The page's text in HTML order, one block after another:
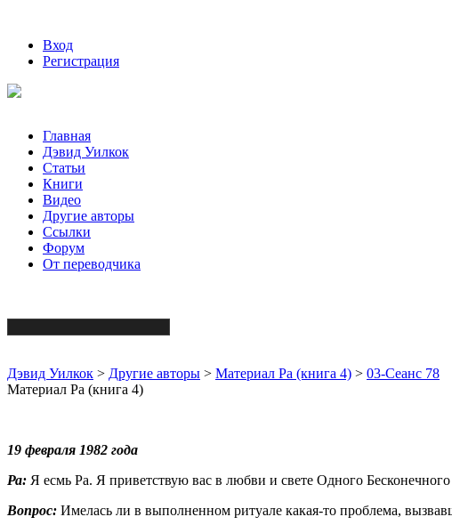
Вход
Регистрация
Главная
Дэвид Уилкок
Статьи
Книги
Видео
Другие авторы
Ссылки
Форум
От переводчика
Дэвид Уилкок > Другие авторы > Материал Ра (книга 4) > 03-Сеанс 78
Материал Ра (книга 4)
19 февраля 1982 года
Ра: Я есмь Ра. Я приветствую вас в любви и свете Одного
Вопрос: Имелась ли в выполненном ритуале какая-то проблема,